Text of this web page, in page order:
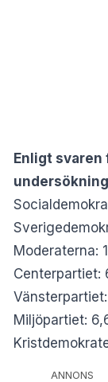
Enligt svaren
Moderaterna:
Centerpartiet:
Miljöpartiet:
ANNONS